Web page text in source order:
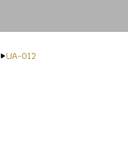
UA-012